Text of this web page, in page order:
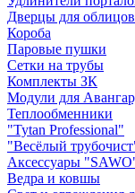
Дверцы для
Короба
Паровые пушки
Сетки на трубы
Комплекты ЗК
Модули для
Теплообменники
"Tytan Professional"
"Весёлый
Аксессуары
Ведра и ковшы